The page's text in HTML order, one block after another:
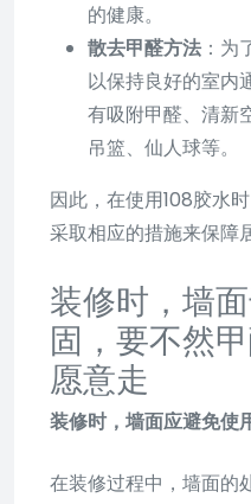
的健康。
散去甲醛方法 ：
以保持良好的室内
有吸附甲醛、清新
吊篮、仙人球等。
因此，在使用108胶水
采取相应的措施来保障
装修时，墙
固，要不然
愿意走
装修时，墙面应避免使
在装修过程中，墙面的